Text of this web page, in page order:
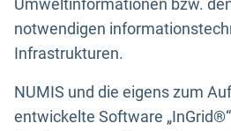
Umweltinformationen bzw.
notwendigen
Infrastrukturen.
NUMIS und die eigens zum
entwickelte Software